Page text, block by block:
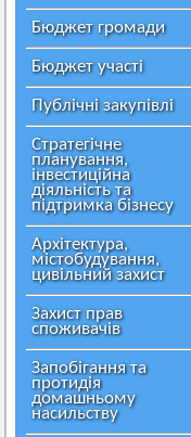
Бюджет громади
Бюджет участі
Публічні закупівлі
Стратегічне
планування,
інвестиційна
діяльність та
підтримка бізнесу
Архітектура,
містобудування,
цивільний захист
Захист прав
споживачів
Запобігання та
протидія
домашньому
насильству